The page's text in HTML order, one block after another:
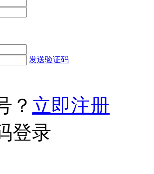
发送验证码
？ 立即注册
登录